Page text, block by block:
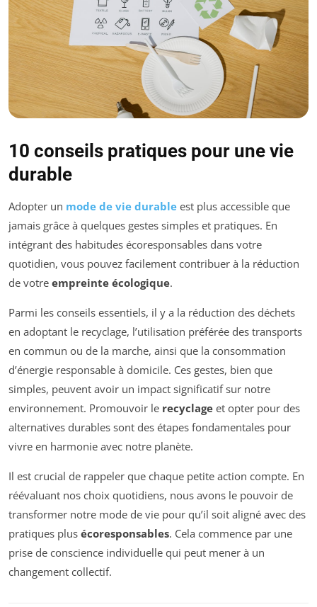
10 conseils pratiques pour une vie
durable
Adopter un mode de vie durable est plus accessible que
jamais grâce à quelques gestes simples et pratiques. En
intégrant des habitudes écoresponsables dans votre
quotidien, vous pouvez facilement contribuer à la réduction
de votre empreinte écologique.
Parmi les conseils essentiels, il y a la réduction des déchets
en adoptant le recyclage, l’utilisation préférée des transports
en commun ou de la marche, ainsi que la consommation
d’énergie responsable à domicile. Ces gestes, bien que
simples, peuvent avoir un impact significatif sur notre
environnement. Promouvoir le recyclage et opter pour des
alternatives durables sont des étapes fondamentales pour
vivre en harmonie avec notre planète.
Il est crucial de rappeler que chaque petite action compte. En
réévaluant nos choix quotidiens, nous avons le pouvoir de
transformer notre mode de vie pour qu’il soit aligné avec des
pratiques plus écoresponsables. Cela commence par une
prise de conscience individuelle qui peut mener à un
changement collectif.